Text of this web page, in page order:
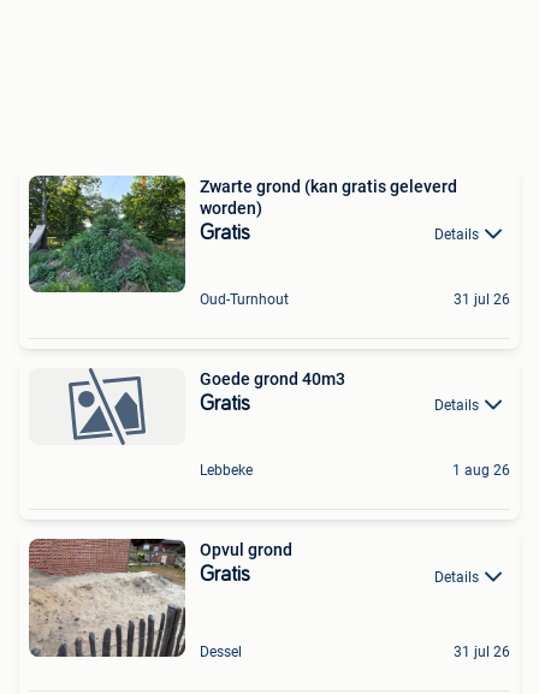
Zwarte grond (kan gratis geleverd
worden)
Gratis Details
Oud-Turnhout 31 jul 26
Goede grond 40m3
Gratis Details
Lebbeke 1 aug 26
Opvul grond
Gratis Details
Dessel 31 jul 26